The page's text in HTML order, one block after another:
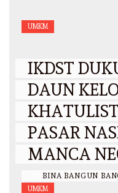
UMKM
IKDST
DAUN
PASAR
MANCA
BINA BANGUN
UMKM